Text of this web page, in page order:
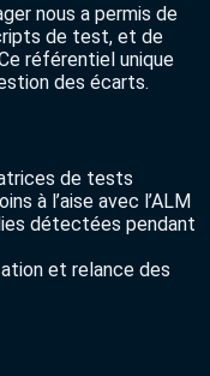
nous a permis de
de test, et de
référentiel unique
des écarts.
de tests
à l’aise avec l’ALM
détectées pendant
et relance des